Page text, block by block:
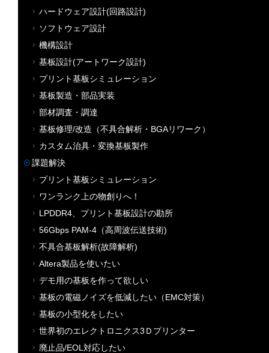
ハードウェア設計(回路設計)
ソフトウェア設計
機構設計
基板設計(アートワーク設計)
プリント基板シミュレーション
基板製造・部品実装
部材調査・調達
基板修理/改造（不具合解析・BGAリワーク）
カスタム治具・変換基板製作
課題解決
プリント基板シミュレーション
ワンランク上の物創りへ！
LPDDR4、プリント基板設計の勘所
56Gbps PAM-4（高周波伝送技術)
不具合基板解析(故障解析)
Altera製品を使いたい
デモ用の基板を作って欲しい
基板の電磁ノイズを低減したい（EMC対策）
基板の小型化をしたい
世界初のエレクトロニクス3Ｄプリンター
廃止品/EOL対応したい